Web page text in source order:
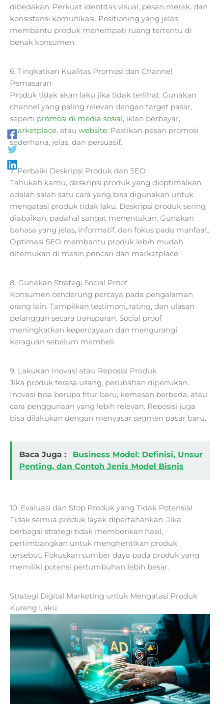
dibedakan. Perkuat identitas visual, pesan merek, dan
konsistensi komunikasi. Positioning yang jelas
membantu produk menempati ruang tertentu di
benak konsumen.
6. Tingkatkan Kualitas Promosi dan Channel
Pemasaran
Produk tidak akan laku jika tidak terlihat. Gunakan
channel yang paling relevan dengan target pasar,
seperti promosi di media sosial, iklan berbayar,
marketplace, atau website. Pastikan pesan promosi
sederhana, jelas, dan persuasif.
7. Perbaiki Deskripsi Produk dan SEO
Tahukah kamu, deskripsi produk yang dioptimalkan
adalah salah satu cara yang bisa digunakan untuk
mengatasi produk tidak laku. Deskripsi produk sering
diabaikan, padahal sangat menentukan. Gunakan
bahasa yang jelas, informatif, dan fokus pada manfaat.
Optimasi SEO membantu produk lebih mudah
ditemukan di mesin pencari dan marketplace.
8. Gunakan Strategi Social Proof
Konsumen cenderung percaya pada pengalaman
orang lain. Tampilkan testimoni, rating, dan ulasan
pelanggan secara transparan. Social proof
meningkatkan kepercayaan dan mengurangi
keraguan sebelum membeli.
9. Lakukan Inovasi atau Reposisi Produk
Jika produk terasa usang, perubahan diperlukan.
Inovasi bisa berupa fitur baru, kemasan berbeda, atau
cara penggunaan yang lebih relevan. Reposisi juga
bisa dilakukan dengan menyasar segmen pasar baru.
Baca Juga :
Business Model: Definisi, Unsur
Penting, dan Contoh Jenis Model Bisnis
10. Evaluasi dan Stop Produk yang Tidak Potensial
Tidak semua produk layak dipertahankan. Jika
berbagai strategi tidak memberikan hasil,
pertimbangkan untuk menghentikan produk
tersebut. Fokuskan sumber daya pada produk yang
memiliki potensi pertumbuhan lebih besar.
Strategi Digital Marketing untuk Mengatasi Produk
Kurang Laku